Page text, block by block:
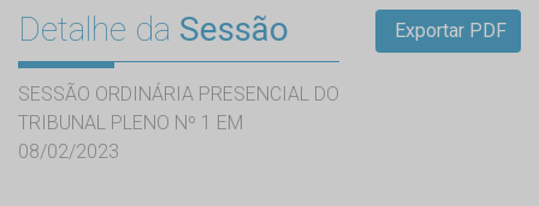
Detalhe da Sessão
SESSÃO ORDINÁRIA PRESENCIAL DO
TRIBUNAL PLENO Nº 1 EM
08/02/2023
Exportar PDF